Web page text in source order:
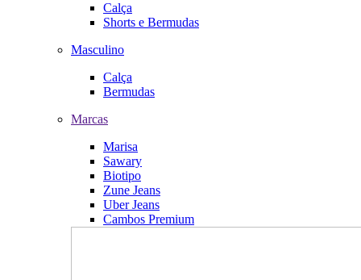
Calça
Shorts e Bermudas
Masculino
Calça
Bermudas
Marcas
Marisa
Sawary
Biotipo
Zune Jeans
Uber Jeans
Cambos Premium